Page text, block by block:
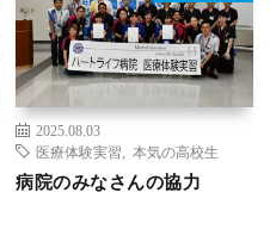
2025.08.03
医療体験実習
本気の高校生
病院のみなさんの協力